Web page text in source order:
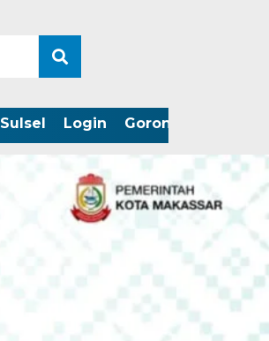
Sulsel Login Gorontalo